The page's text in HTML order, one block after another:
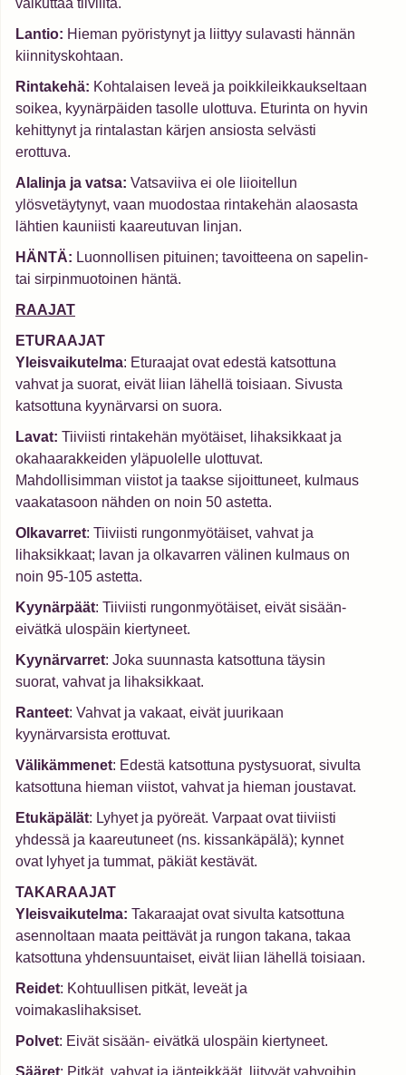
vaikuttaa tiiviiltä.
Lantio: Hieman pyöristynyt ja liittyy sulavasti hännän
kiinnityskohtaan.
Rintakehä: Kohtalaisen leveä ja poikkileikkaukseltaan
soikea, kyynärpäiden tasolle ulottuva. Eturinta on hyvin
kehittynyt ja rintalastan kärjen ansiosta selvästi
erottuva.
Alalinja ja vatsa: Vatsaviiva ei ole liioitellun
ylösvetäytynyt, vaan muodostaa rintakehän alaosasta
lähtien kauniisti kaareutuvan linjan.
HÄNTÄ: Luonnollisen pituinen; tavoitteena on sapelin-
tai sirpinmuotoinen häntä.
RAAJAT
ETURAAJAT
Yleisvaikutelma: Eturaajat ovat edestä katsottuna
vahvat ja suorat, eivät liian lähellä toisiaan. Sivusta
katsottuna kyynärvarsi on suora.
Lavat: Tiiviisti rintakehän myötäiset, lihaksikkaat ja
okahaarakkeiden yläpuolelle ulottuvat.
Mahdollisimman viistot ja taakse sijoittuneet, kulmaus
vaakatasoon nähden on noin 50 astetta.
Olkavarret: Tiiviisti rungonmyötäiset, vahvat ja
lihaksikkaat; lavan ja olkavarren välinen kulmaus on
noin 95-105 astetta.
Kyynärpäät: Tiiviisti rungonmyötäiset, eivät sisään-
eivätkä ulospäin kiertyneet.
Kyynärvarret: Joka suunnasta katsottuna täysin
suorat, vahvat ja lihaksikkaat.
Ranteet: Vahvat ja vakaat, eivät juurikaan
kyynärvarsista erottuvat.
Välikämmenet: Edestä katsottuna pystysuorat, sivulta
katsottuna hieman viistot, vahvat ja hieman joustavat.
Etukäpälät: Lyhyet ja pyöreät. Varpaat ovat tiiviisti
yhdessä ja kaareutuneet (ns. kissankäpälä); kynnet
ovat lyhyet ja tummat, päkiät kestävät.
TAKARAAJAT
Yleisvaikutelma: Takaraajat ovat sivulta katsottuna
asennoltaan maata peittävät ja rungon takana, takaa
katsottuna yhdensuuntaiset, eivät liian lähellä toisiaan.
Reidet: Kohtuullisen pitkät, leveät ja
voimakaslihaksiset.
Polvet: Eivät sisään- eivätkä ulospäin kiertyneet.
Sääret: Pitkät, vahvat ja jänteikkäät, liityvät vahvoihin